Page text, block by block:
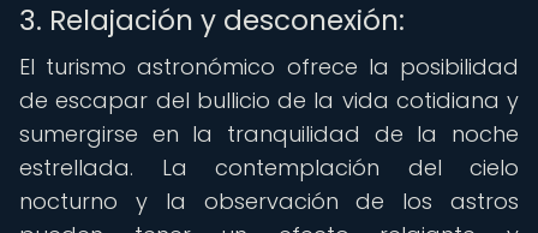
3. Relajación y desconexión:
El turismo astronómico ofrece la posibilidad
de escapar del bullicio de la vida cotidiana y
sumergirse en la tranquilidad de la noche
estrellada. La contemplación del cielo
nocturno y la observación de los astros